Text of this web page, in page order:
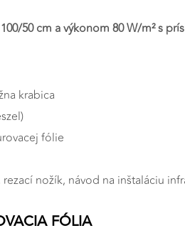
50 cm a výkonom 80 W/m² s
krabica
fólie
nožík, návod na inštaláciu
FÓLIA
výkonu
počet návštev a
anonymne a
ktoré ukazujú na
Vďaka týmto